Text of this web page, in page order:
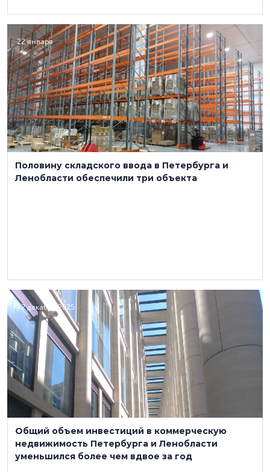
22 января
Половину складского ввода в Петербурга и
Ленобласти обеспечили три объекта
12 декабря 2025
Общий объем инвестиций в коммерческую
недвижимость Петербурга и Ленобласти
уменьшился более чем вдвое за год